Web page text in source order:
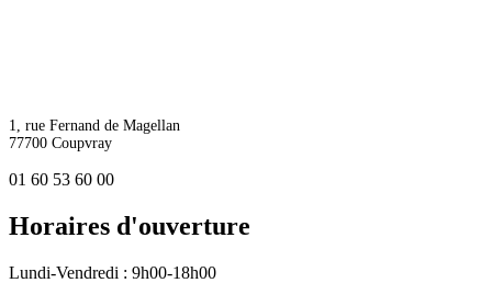
1, rue Fernand de Magellan
77700 Coupvray
01 60 53 60 00
Horaires d'ouverture
Lundi-Vendredi : 9h00-18h00